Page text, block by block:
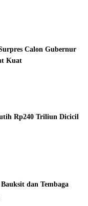
Calon Gubernur
Kuat
Rp240 Triliun Dicicil
dan Tembaga